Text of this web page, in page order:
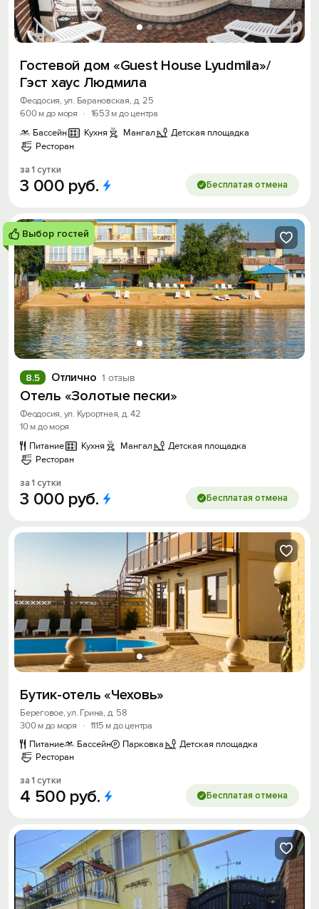
Гостевой дом «Guest House Lyudmila»/
Гэст хаус Людмила
Феодосия, ул. Барановская, д. 25
600 м до моря
· 1653 м до центра
Бассейн
Кухня Мангал
Детская площадка
Ресторан
за 1 сутки
3 000 руб. Бесплатая отмена
Выбор гостей
Отлично 1 отзыв
8.5
Отель «Золотые пески»
Феодосия, ул. Курортная, д. 42
10 м до моря
Питание
Кухня Мангал
Детская площадка
Ресторан
за 1 сутки
3 000 руб. Бесплатая отмена
Бутик-отель «Чеховь»
Береговое, ул. Грина, д. 58
300 м до моря
· 1115 м до центра
Питание
Бассейн Парковка
Детская площадка
Ресторан
за 1 сутки
4 500 руб. Бесплатая отмена